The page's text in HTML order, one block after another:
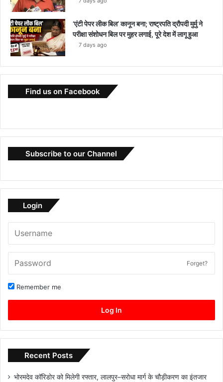
‘एंटी पेपर लीक बिल’ कानून बना; राष्ट्रपति द्रौपदी मुर्मु ने
परीक्षा संशोधन बिल पर मुहर लगाई, पूरे देश में लागू हुआ
7 days ago
Find us on Facebook
Subscribe to our Channel
Login
Forget?
Remember me
Log In
Recent Posts
भोरमदेव कॉरिडोर को मिलेगी रफ्तार, लालपुर–सरोधा मार्ग के चौड़ीकरण का इंतजार